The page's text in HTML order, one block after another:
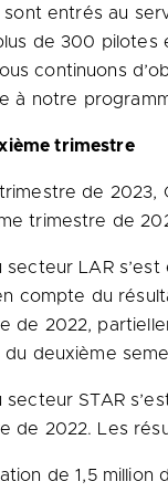
entrés au
de 300 pilotes
continuons
à notre
trimestre
de 2023,
trimestre de
secteur LAR
compte du
de 2022,
du deuxième
secteur STAR
de 2022. Les
de 1,5